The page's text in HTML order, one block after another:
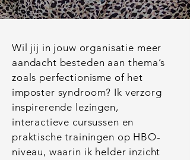
Wil jij in jouw organisatie meer
aandacht besteden aan thema’s
zoals perfectionisme of het
imposter syndroom? Ik verzorg
inspirerende lezingen,
interactieve cursussen en
praktische trainingen op HBO-
niveau, waarin ik helder inzicht